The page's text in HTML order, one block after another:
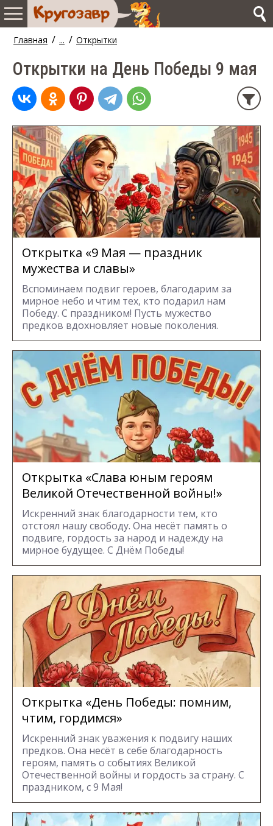
Главная / ... / Открытки
Открытки на День Победы 9 мая
Открытка «9 Мая — праздник
мужества и славы»
Вспоминаем подвиг героев, благодарим за
мирное небо и чтим тех, кто подарил нам
Победу. С праздником! Пусть мужество
предков вдохновляет новые поколения.
Открытка «Слава юным героям
Великой Отечественной войны!»
Искренний знак благодарности тем, кто
отстоял нашу свободу. Она несёт память о
подвиге, гордость за народ и надежду на
мирное будущее. С Днём Победы!
Открытка «День Победы: помним,
чтим, гордимся»
Искренний знак уважения к подвигу наших
предков. Она несёт в себе благодарность
героям, память о событиях Великой
Отечественной войны и гордость за страну. С
праздником, с 9 Мая!